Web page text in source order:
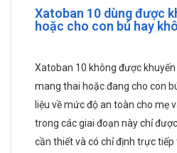
thể?
Xatoban 10 chứa hoạt chất
chống đông máu có cơ
lọc yếu tố Xa trong hệ
bị ức chế, quá trình chuyển
thrombin sẽ bị gián đoạn,
fibrin và ngăn ngừa cục
Xatoban 10 dùng được
hoặc cho con bú hay
Xatoban 10 không được
mang thai hoặc đang cho con
liệu về mức độ an toàn cho mẹ
trong các giai đoạn này chỉ
cần thiết và có chỉ định trực tiếp